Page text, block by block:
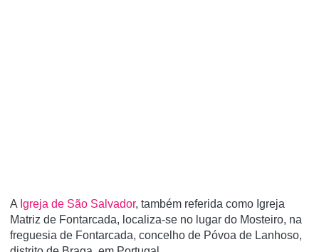
A Igreja de São Salvador, também referida como Igreja
Matriz de Fontarcada, localiza-se no lugar do Mosteiro, na
freguesia de Fontarcada, concelho de Póvoa de Lanhoso,